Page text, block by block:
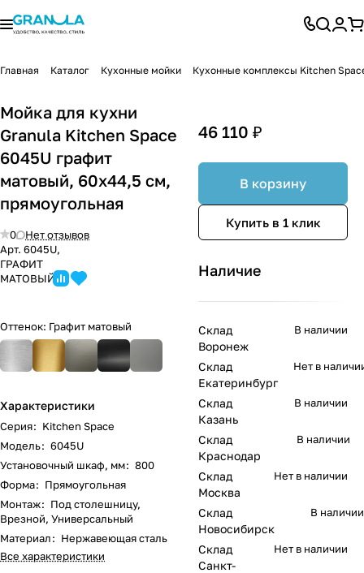
Главная Каталог Кухонные мойки Кухонные комплексы Kitchen
Мойка для кухни
Granula Kitchen Space
6045U графит
матовый, 60х44,5 см,
прямоугольная
0
Нет отзывов
Арт. 6045U,
ГРАФИТ
МАТОВЫЙ
Оттенок: Графит матовый
Характеристики
Серия: Kitchen Space
Модель: 6045U
Установочный шкаф, мм: 800
Форма: Прямоугольная
Монтаж: Под столешницу,
Врезной, Универсальный
Материал: Нержавеющая сталь
Все характеристики
46 110 ₽
В корзину
Купить в 1 клик
Наличие
Склад
Воронеж
В наличии
Склад
Екатеринбург
Нет в
Склад
Казань
В наличии
Склад
Краснодар
В наличии
Склад
Москва
Нет в наличии
Склад
Новосибирск
В наличии
Склад
Санкт-
Нет в наличии